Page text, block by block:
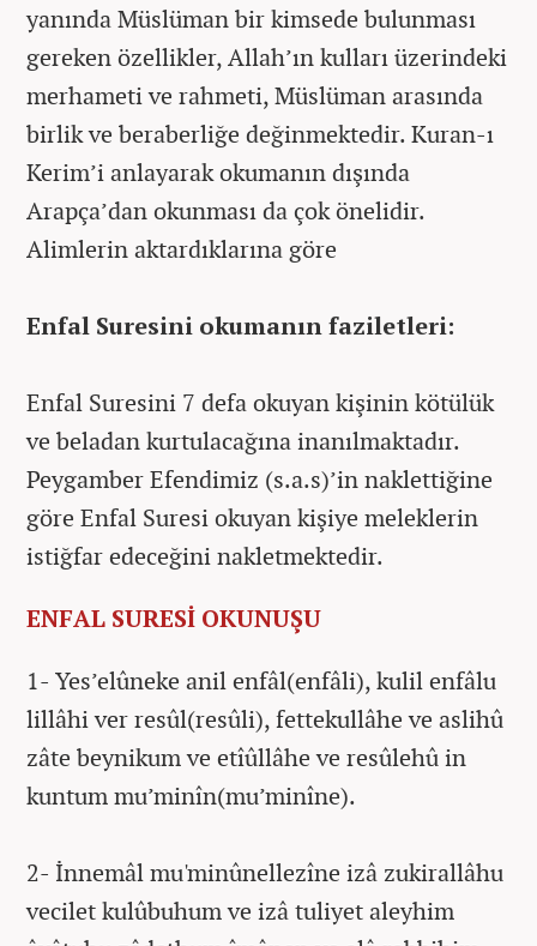
yanında Müslüman bir kimsede bulunması
gereken özellikler, Allah’ın kulları üzerindeki
merhameti ve rahmeti, Müslüman arasında
birlik ve beraberliğe değinmektedir. Kuran-ı
Kerim’i anlayarak okumanın dışında
Arapça’dan okunması da çok önelidir.
Alimlerin aktardıklarına göre
Enfal Suresini okumanın faziletleri:
Enfal Suresini 7 defa okuyan kişinin kötülük
ve beladan kurtulacağına inanılmaktadır.
Peygamber Efendimiz (s.a.s)’in naklettiğine
göre Enfal Suresi okuyan kişiye meleklerin
istiğfar edeceğini nakletmektedir.
ENFAL SURESİ OKUNUŞU
1- Yes’elûneke anil enfâl(enfâli), kulil enfâlu
lillâhi ver resûl(resûli), fettekullâhe ve aslihû
zâte beynikum ve etîûllâhe ve resûlehû in
kuntum mu’minîn(mu’minîne).
2- İnnemâl mu'minûnellezîne izâ zukirallâhu
vecilet kulûbuhum ve izâ tuliyet aleyhim